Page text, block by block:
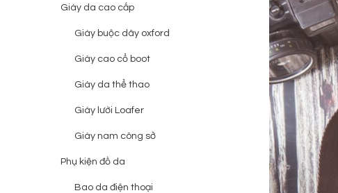
Giày da cao cấp
Giày buộc dây oxford
Giày cao cổ boot
Giày da thể thao
Giày lười Loafer
Giày nam công sở
Phụ kiện đồ da
Bao da điện thoại